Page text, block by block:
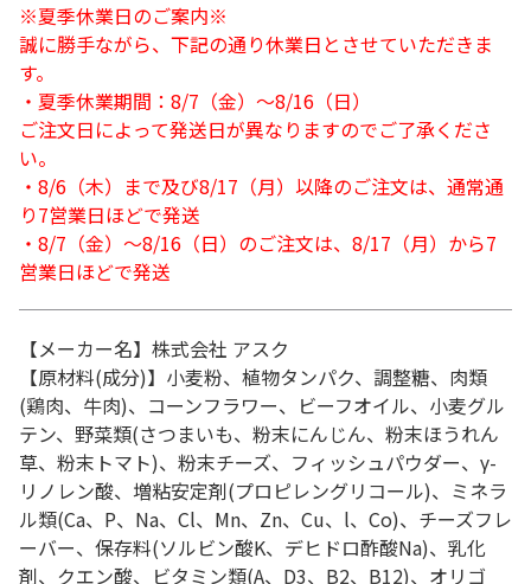
※夏季休業日のご案内※
誠に勝手ながら、下記の通り休業日とさせていただきま
す。
・夏季休業期間：8/7（金）～8/16（日）
ご注文日によって発送日が異なりますのでご了承くださ
い。
・8/6（木）まで及び8/17（月）以降のご注文は、通常通
り7営業日ほどで発送
・8/7（金）～8/16（日）のご注文は、8/17（月）から7
営業日ほどで発送
【メーカー名】株式会社 アスク
【原材料(成分)】小麦粉、植物タンパク、調整糖、肉類
(鶏肉、牛肉)、コーンフラワー、ビーフオイル、小麦グル
テン、野菜類(さつまいも、粉末にんじん、粉末ほうれん
草、粉末トマト)、粉末チーズ、フィッシュパウダー、γ-
リノレン酸、増粘安定剤(プロピレングリコール)、ミネラ
ル類(Ca、P、Na、Cl、Mn、Zn、Cu、l、Co)、チーズフレ
ーバー、保存料(ソルビン酸K、デヒドロ酢酸Na)、乳化
剤、クエン酸、ビタミン類(A、D3、B2、B12)、オリゴ